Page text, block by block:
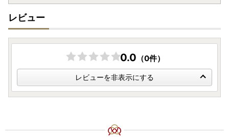
レビュー
0.0 （0件）
レビューを非表示にする